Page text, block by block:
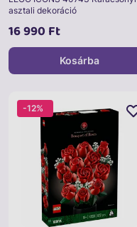
asztali dekoráció
16 990 Ft
Kosárba
-12%